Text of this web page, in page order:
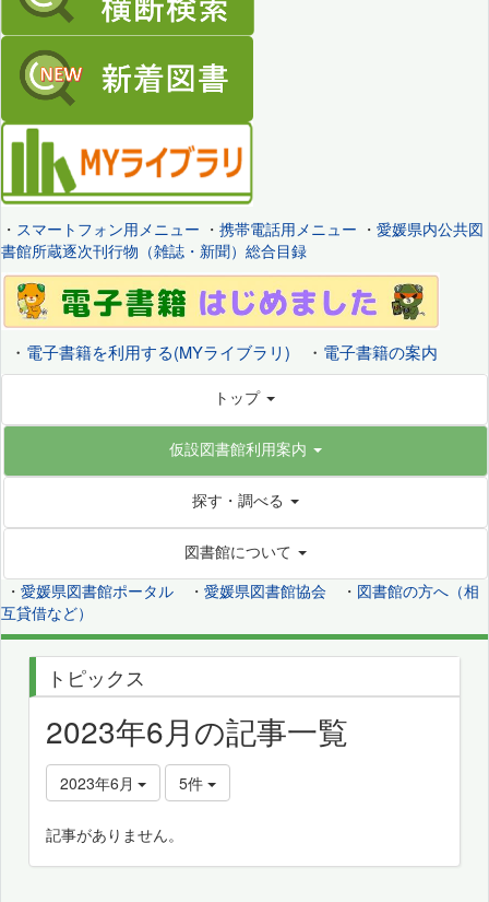
・ スマートフォン用メニュー ・ 携帯電話用メニュー ・ 愛媛県内公共図
書館所蔵逐次刊行物（雑誌・新聞）総合目録
・ 電子書籍を利用する(MYライブラリ) ・ 電子書籍の案内
トップ
仮設図書館利用案内
探す・調べる
図書館について
・ 愛媛県図書館ポータル ・ 愛媛県図書館協会 ・ 図書館の方へ（相
互貸借など）
トピックス
2023年6月の記事一覧
2023年6月 5件
記事がありません。